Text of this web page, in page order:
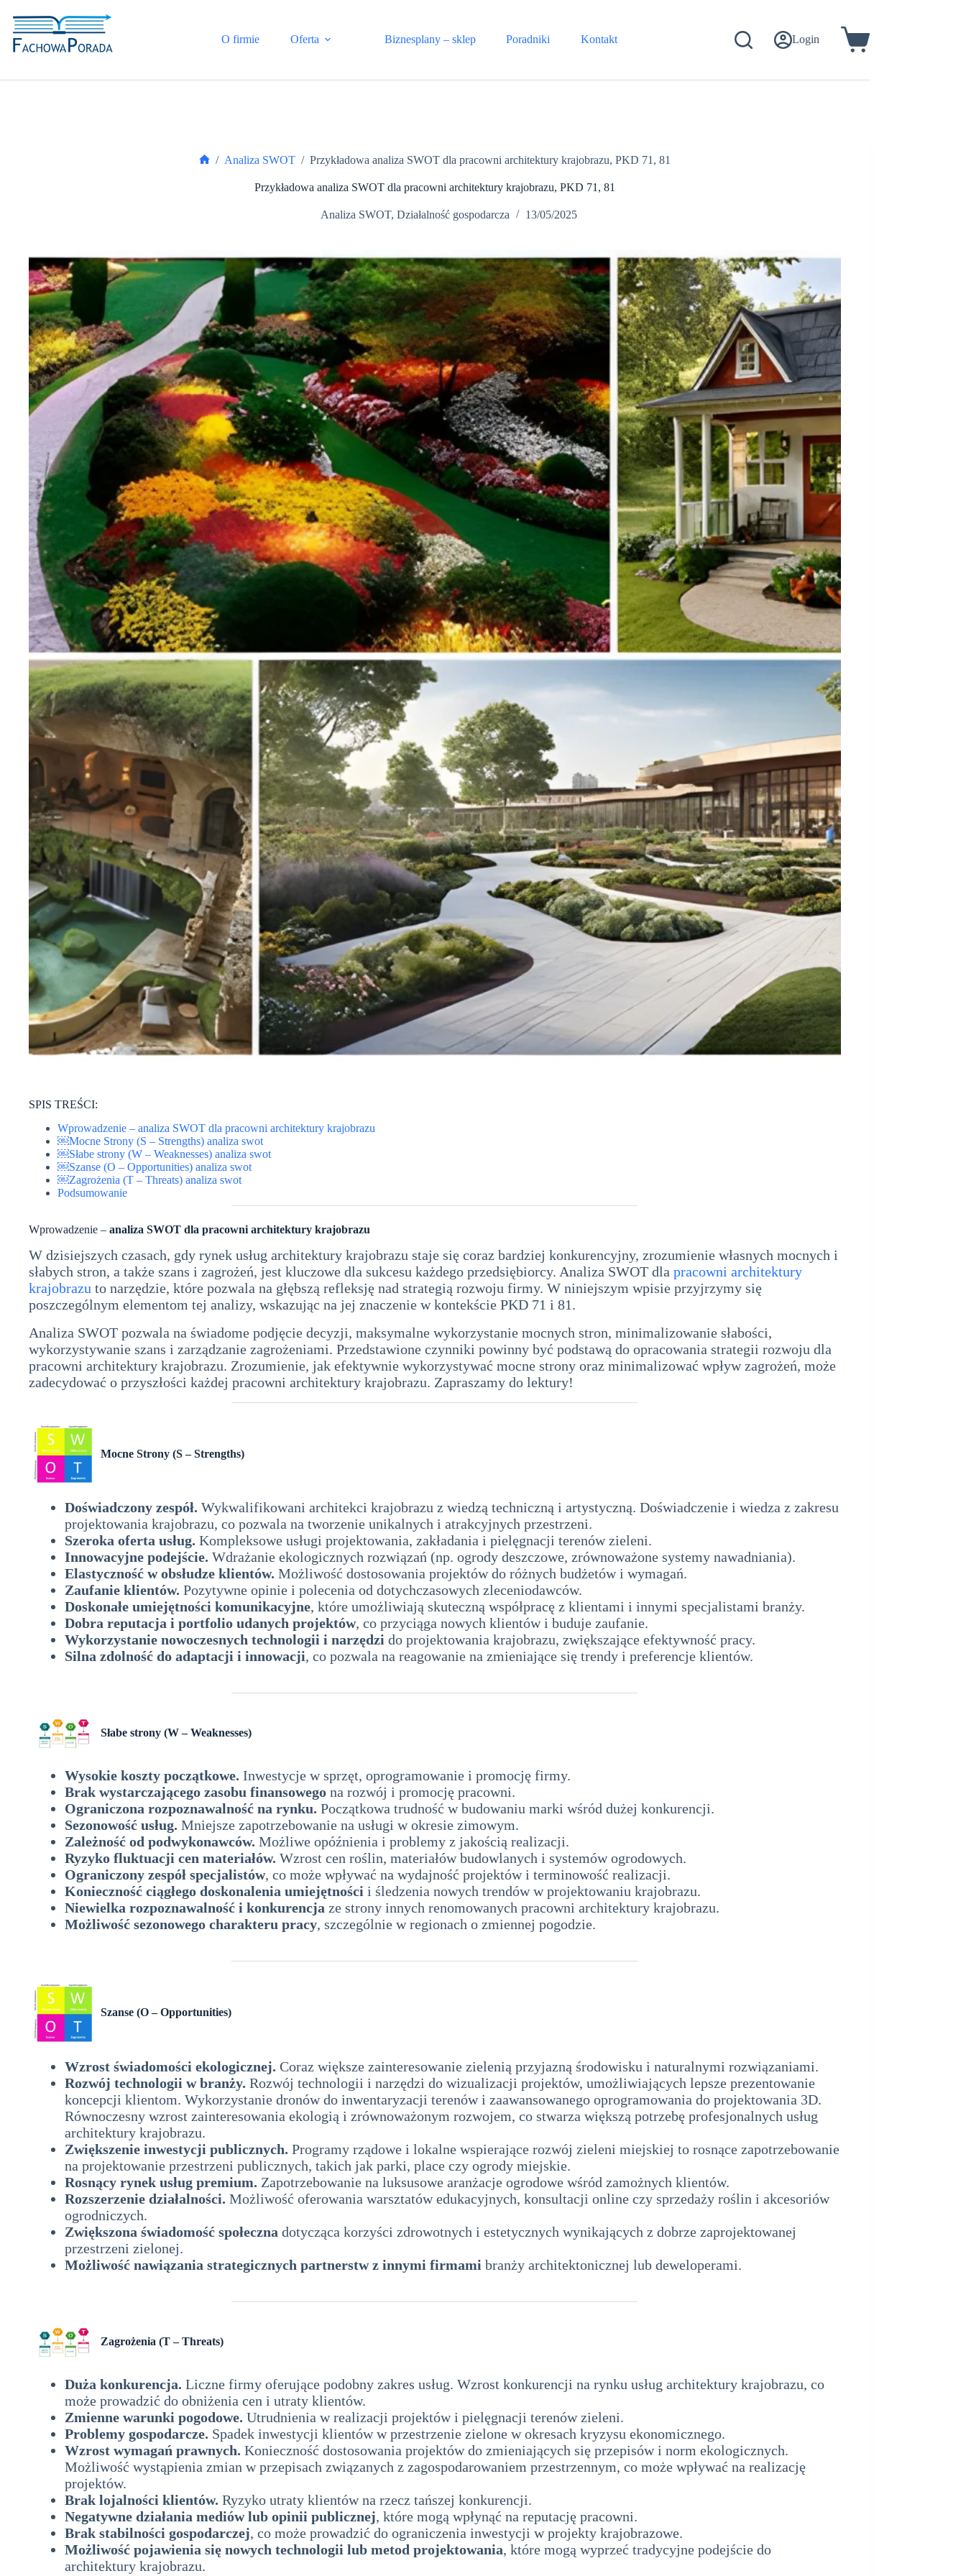
treści
O firmie Oferta Biznesplany – sklep Poradniki Kontakt Login Koszyk
/ Analiza SWOT / Przykładowa analiza SWOT dla pracowni architektury krajobrazu, PKD 71, 81
Przykładowa analiza SWOT dla pracowni architektury krajobrazu, PKD 71, 81
Analiza SWOT,Działalność gospodarcza 13/05/2025
SPIS TREŚCI:
Wprowadzenie – analiza SWOT dla pracowni architektury krajobrazu
￼Mocne Strony (S – Strengths) analiza swot
￼Słabe strony (W – Weaknesses) analiza swot
￼Szanse (O – Opportunities) analiza swot
￼Zagrożenia (T – Threats) analiza swot
Podsumowanie
Wprowadzenie – analiza SWOT dla pracowni architektury krajobrazu
W dzisiejszych czasach, gdy rynek usług architektury krajobrazu staje się coraz bardziej konkurencyjny, zrozumienie własnych mocnych i
słabych stron, a także szans i zagrożeń, jest kluczowe dla sukcesu każdego przedsiębiorcy. Analiza SWOT dla pracowni architektury
krajobrazu to narzędzie, które pozwala na głębszą refleksję nad strategią rozwoju firmy. W niniejszym wpisie przyjrzymy się
poszczególnym elementom tej analizy, wskazując na jej znaczenie w kontekście PKD 71 i 81.
Analiza SWOT pozwala na świadome podjęcie decyzji, maksymalne wykorzystanie mocnych stron, minimalizowanie słabości,
wykorzystywanie szans i zarządzanie zagrożeniami. Przedstawione czynniki powinny być podstawą do opracowania strategii rozwoju dla
pracowni architektury krajobrazu. Zrozumienie, jak efektywnie wykorzystywać mocne strony oraz minimalizować wpływ zagrożeń, może
zadecydować o przyszłości każdej pracowni architektury krajobrazu. Zapraszamy do lektury!
Mocne Strony (S – Strengths)
Doświadczony zespół. Wykwalifikowani architekci krajobrazu z wiedzą techniczną i artystyczną. Doświadczenie i wiedza z zakresu
projektowania krajobrazu, co pozwala na tworzenie unikalnych i atrakcyjnych przestrzeni.
Szeroka oferta usług. Kompleksowe usługi projektowania, zakładania i pielęgnacji terenów zieleni.
Innowacyjne podejście. Wdrażanie ekologicznych rozwiązań (np. ogrody deszczowe, zrównoważone systemy nawadniania).
Elastyczność w obsłudze klientów. Możliwość dostosowania projektów do różnych budżetów i wymagań.
Zaufanie klientów. Pozytywne opinie i polecenia od dotychczasowych zleceniodawców.
Doskonałe umiejętności komunikacyjne, które umożliwiają skuteczną współpracę z klientami i innymi specjalistami branży.
Dobra reputacja i portfolio udanych projektów, co przyciąga nowych klientów i buduje zaufanie.
Wykorzystanie nowoczesnych technologii i narzędzi do projektowania krajobrazu, zwiększające efektywność pracy.
Silna zdolność do adaptacji i innowacji, co pozwala na reagowanie na zmieniające się trendy i preferencje klientów.
Słabe strony (W – Weaknesses)
Wysokie koszty początkowe. Inwestycje w sprzęt, oprogramowanie i promocję firmy.
Brak wystarczającego zasobu finansowego na rozwój i promocję pracowni.
Ograniczona rozpoznawalność na rynku. Początkowa trudność w budowaniu marki wśród dużej konkurencji.
Sezonowość usług. Mniejsze zapotrzebowanie na usługi w okresie zimowym.
Zależność od podwykonawców. Możliwe opóźnienia i problemy z jakością realizacji.
Ryzyko fluktuacji cen materiałów. Wzrost cen roślin, materiałów budowlanych i systemów ogrodowych.
Ograniczony zespół specjalistów, co może wpływać na wydajność projektów i terminowość realizacji.
Konieczność ciągłego doskonalenia umiejętności i śledzenia nowych trendów w projektowaniu krajobrazu.
Niewielka rozpoznawalność i konkurencja ze strony innych renomowanych pracowni architektury krajobrazu.
Możliwość sezonowego charakteru pracy, szczególnie w regionach o zmiennej pogodzie.
Szanse (O – Opportunities)
Wzrost świadomości ekologicznej. Coraz większe zainteresowanie zielenią przyjazną środowisku i naturalnymi rozwiązaniami.
Rozwój technologii w branży. Rozwój technologii i narzędzi do wizualizacji projektów, umożliwiających lepsze prezentowanie
koncepcji klientom. Wykorzystanie dronów do inwentaryzacji terenów i zaawansowanego oprogramowania do projektowania 3D.
Równoczesny wzrost zainteresowania ekologią i zrównoważonym rozwojem, co stwarza większą potrzebę profesjonalnych usług
architektury krajobrazu.
Zwiększenie inwestycji publicznych. Programy rządowe i lokalne wspierające rozwój zieleni miejskiej to rosnące zapotrzebowanie
na projektowanie przestrzeni publicznych, takich jak parki, place czy ogrody miejskie.
Rosnący rynek usług premium. Zapotrzebowanie na luksusowe aranżacje ogrodowe wśród zamożnych klientów.
Rozszerzenie działalności. Możliwość oferowania warsztatów edukacyjnych, konsultacji online czy sprzedaży roślin i akcesoriów
ogrodniczych.
Zwiększona świadomość społeczna dotycząca korzyści zdrowotnych i estetycznych wynikających z dobrze zaprojektowanej
przestrzeni zielonej.
Możliwość nawiązania strategicznych partnerstw z innymi firmami branży architektonicznej lub deweloperami.
Zagrożenia (T – Threats)
Duża konkurencja. Liczne firmy oferujące podobny zakres usług. Wzrost konkurencji na rynku usług architektury krajobrazu, co
może prowadzić do obniżenia cen i utraty klientów.
Zmienne warunki pogodowe. Utrudnienia w realizacji projektów i pielęgnacji terenów zieleni.
Problemy gospodarcze. Spadek inwestycji klientów w przestrzenie zielone w okresach kryzysu ekonomicznego.
Wzrost wymagań prawnych. Konieczność dostosowania projektów do zmieniających się przepisów i norm ekologicznych.
Możliwość wystąpienia zmian w przepisach związanych z zagospodarowaniem przestrzennym, co może wpływać na realizację
projektów.
Brak lojalności klientów. Ryzyko utraty klientów na rzecz tańszej konkurencji.
Negatywne działania mediów lub opinii publicznej, które mogą wpłynąć na reputację pracowni.
Brak stabilności gospodarczej, co może prowadzić do ograniczenia inwestycji w projekty krajobrazowe.
Możliwość pojawienia się nowych technologii lub metod projektowania, które mogą wyprzeć tradycyjne podejście do
architektury krajobrazu.